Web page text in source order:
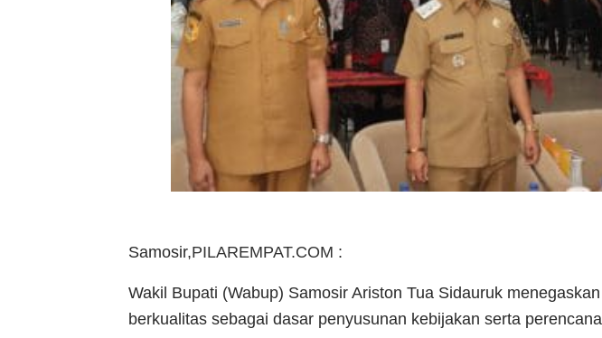
Samosir,PILAREMPAT.COM :
Wakil Bupati (Wabup) Samosir Ariston Tua Sidauruk
berkualitas sebagai dasar penyusunan kebijakan serta